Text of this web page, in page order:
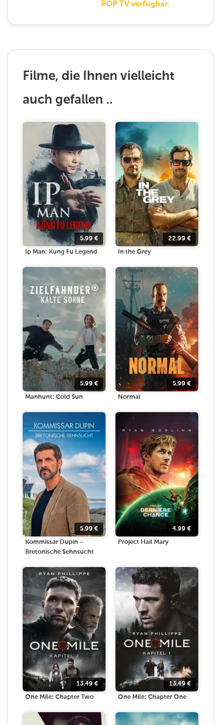
POP TV verfügbar.
Filme, die Ihnen vielleicht
auch gefallen ..
5.99 €
Ip Man: Kung Fu Legend
22.99 €
In the Grey
5.99 €
Manhunt: Cold Sun
5.99 €
Normal
5.99 €
Kommissar Dupin –
Bretonische Sehnsucht
4.99 €
Project Hail Mary
13.49 €
One Mile: Chapter Two
13.49 €
One Mile: Chapter One